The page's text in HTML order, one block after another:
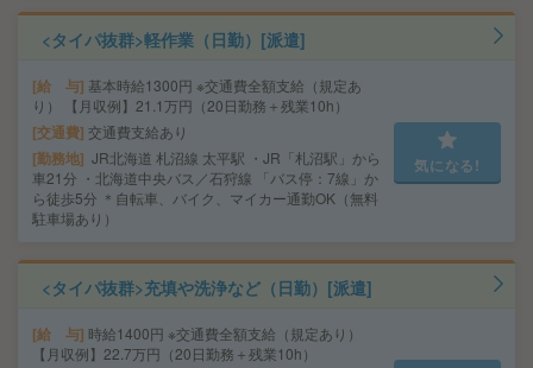
<タイパ抜群>軽作業（日勤）[派遣]
給 与 基本時給1300円 ※交通費全額支給（規定あ
り） 【月収例】21.1万円（20日勤務＋残業10h）
交通費 交通費支給あり
勤務地 JR北海道 札沼線 太平駅 ・JR「札沼駅」から
車21分 ・北海道中央バス／石狩線 「バス停：7線」か
ら徒歩5分 ＊自転車、バイク、マイカー通勤OK（無料
駐車場あり）
気になる!
<タイパ抜群>充填や洗浄など（日勤）[派遣]
給 与 時給1400円 ※交通費全額支給（規定あり）
【月収例】22.7万円（20日勤務＋残業10h）